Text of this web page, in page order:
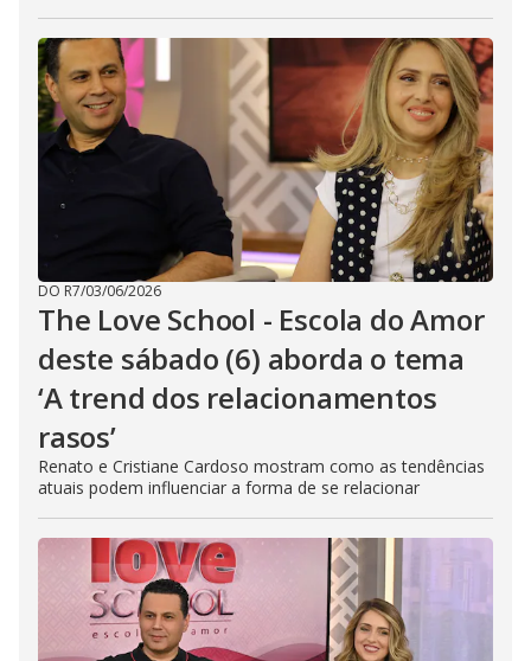
DO R7/03/06/2026
The Love School - Escola do Amor
deste sábado (6) aborda o tema
‘A trend dos relacionamentos
rasos’
Renato e Cristiane Cardoso mostram como as tendências
atuais podem influenciar a forma de se relacionar